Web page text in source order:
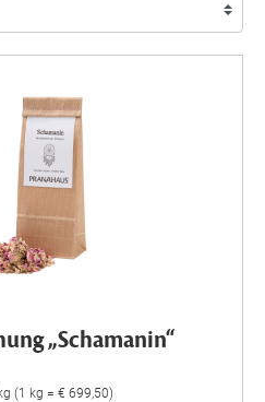
„Schamanin“
(1 kg = € 699,50)